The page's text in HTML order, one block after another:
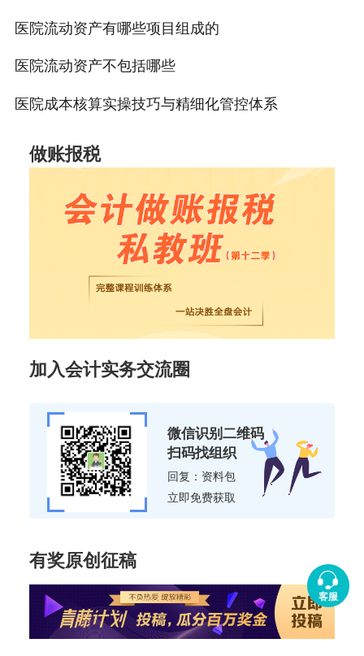
医院流动资产有哪些项目组成的
医院流动资产不包括哪些
医院成本核算实操技巧与精细化管控体系
做账报税
加入会计实务交流圈
微信识别二维码
扫码找组织
回复：资料包
立即免费获取
有奖原创征稿
客服